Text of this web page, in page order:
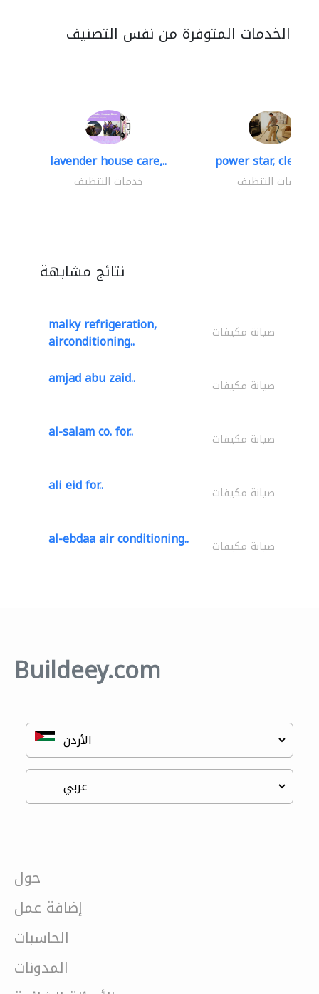
الخدمات المتوفرة من نفس التصنيف
lavender house care,..
خدمات التنظيف
power star,
خدمات التنظيف
نتائج مشابهة
malky refrigeration,
airconditioning.. صيانة مكيفات
amjad abu zaid.. صيانة مكيفات
al-salam co. for.. صيانة مكيفات
ali eid for.. صيانة مكيفات
al-ebdaa air conditioning.. صيانة مكيفات
Buildeey.com
حول
إضافة عمل
الحاسبات
المدونات